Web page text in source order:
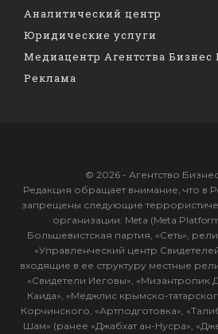
Аналитический центр
Юридические услуги
Медиацентр Агентства Бизнес
Реклама
© 2026 - Агентство
Редакция обращает внимание, что в
запрещены следующие
организации: Meta (Meta
Большевистская партия, «Сеть»,
«Управленческий центр
входящие в ее структуру местные
«Свидетели Иеговы», «Мизантропик
Каида», «Меджлис крымско-
Корчинского, «Артподготовка»,
Шам» (ранее «Джабхат ан-Нусра»,